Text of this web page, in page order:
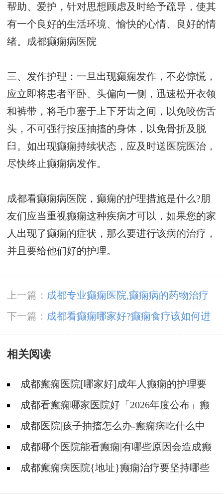
帮助、爱护，针对思想顾虑及时给予疏导，使其
有一个良好的生活环境、愉快的心情、良好的情
绪。 成都癫痫病医院
三、发作护理：一旦出现癫痫发作，不必惊慌，
应立即将患者平卧、头偏向一侧，迅速松开衣领
和裤带，将毛巾塞于上下牙齿之间，以免咬伤舌
头，不可强行按压抽搐的身体，以免骨折及脱
臼。如出现癫痫持续状态，应及时送医院医治，
尽快终止癫痫病发作。
成都看癫痫病医院，癫痫的护理措施是什么?朋
友们应当重视癫痫这种疾病才可以，如果您的家
人出现了癫痫的症状，那么要进行该病的治疗，
并且要给他们好的护理。
上一篇： 成都专业癫痫医院,癫痫病的药物治疗
原则?
下一篇： 成都看癫痫哪家好?癫痫食疗该如何进
行?
相关阅读
成都癫痫医院[哪家好]成年人癫痫的护理要
做到哪些?
成都看癫痫哪家医院好「2026年度公布」癫
痫是遗传的吗?
成都医院|孩子抽搐怎么办-癫痫病吃什么中
药?成都哪个医院能看癫痫|有哪些原因会造成癫
痫?成都癫痫病医院{地址}癫痫治疗要坚持哪些